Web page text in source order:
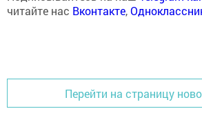
читайте нас Вконтакте,
Перейти на страницу